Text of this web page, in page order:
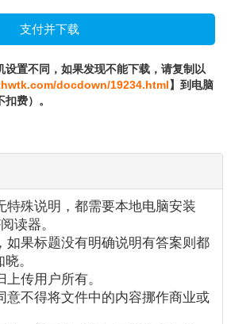
设置不同，如果发现不能下载，请复制以
docdown/19234.html】到电脑
费）。
特殊说明，都需要本地电脑安装
读器。
如果标题没有明确说明有答案则都
。
传用户所有。
意不得将文件中的内容挪作商业或